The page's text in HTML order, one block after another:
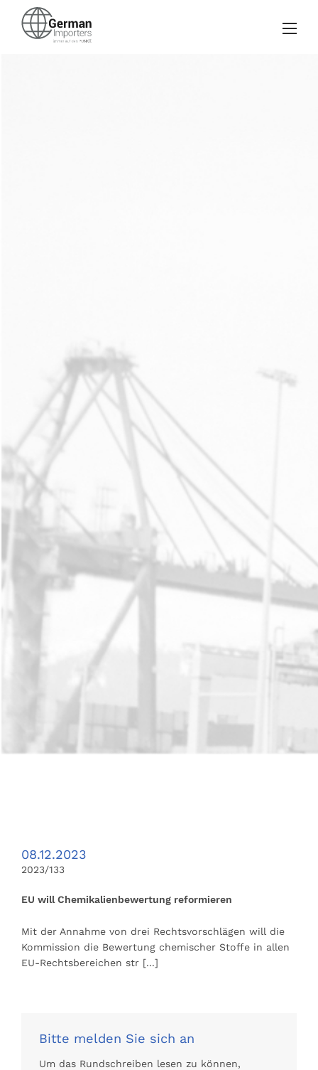
08.12.2023
2023/133
EU will Chemikalienbewertung reformieren
Mit der Annahme von drei Rechtsvorschlägen will die
Kommission die Bewertung chemischer Stoffe in allen
EU-Rechtsbereichen str [...]
Bitte melden Sie sich an
Um das Rundschreiben lesen zu können,